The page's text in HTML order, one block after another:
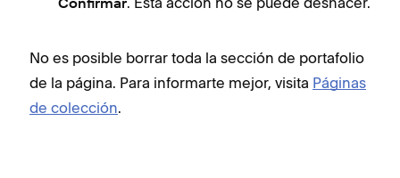
Confirmar
No es posible borrar toda la sección de portafolio
de la página. Para informarte mejor, visita Páginas
de colección.